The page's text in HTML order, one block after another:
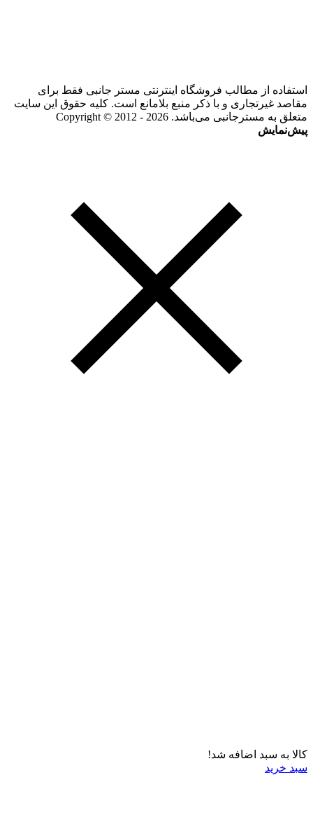
استفاده از مطالب فروشگاه اینترنتی مستر جانبی فقط برای
مقاصد غیرتجاری و با ذکر منبع بلامانع است. کلیه حقوق این سایت
متعلق به مسترجانبی می‌باشد. Copyright © 2012 - 2026
پیش‌نمایش
کالا به سبد اضافه شد!
سبد خرید